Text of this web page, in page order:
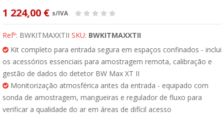
1 224,00 € s/IVA
Refª: BWKITMAXXTII SKU: BWKITMAXXTII
Kit completo para entrada segura em espaços confinados - inclui
os acessórios essenciais para amostragem remota, calibração e
gestão de dados do detetor BW Max XT II
Monitorização atmosférica antes da entrada - equipado com
sonda de amostragem, mangueiras e regulador de fluxo para
verificar a qualidade do ar em áreas de difícil acesso